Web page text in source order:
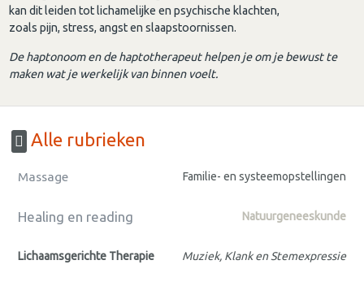
kan dit leiden tot lichamelijke en psychische klachten,
zoals pijn, stress, angst en slaapstoornissen.
De haptonoom en de haptotherapeut helpen je om je bewust te
maken wat je werkelijk van binnen voelt.
Alle rubrieken
Massage Familie- en systeemopstellingen
Healing en reading Natuurgeneeskunde
Lichaamsgerichte Therapie Muziek, Klank en Stemexpressie